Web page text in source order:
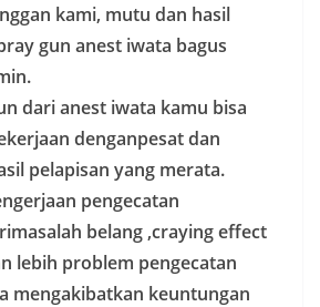
kami, mutu dan hasil
gun anest iwata bagus
dari anest iwata kamu bisa
denganpesat dan
pelapisan yang merata.
pengecatan
belang ,craying effect
lebih problem pengecatan
mengakibatkan keuntungan